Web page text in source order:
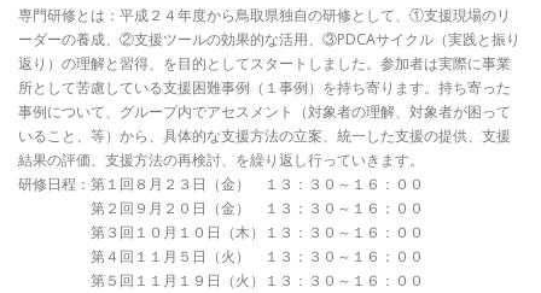
専門研修とは：平成２４年度から鳥取県独自の研修として、①支援現場のリ
ーダーの養成、②支援ツールの効果的な活用、③PDCAサイクル（実践と振り
返り）の理解と習得、を目的としてスタートしました。参加者は実際に事業
所として苦慮している支援困難事例（１事例）を持ち寄ります。持ち寄った
事例について、グループ内でアセスメント（対象者の理解、対象者が困って
いること、等）から、具体的な支援方法の立案、統一した支援の提供、支援
結果の評価、支援方法の再検討、を繰り返し行っていきます。
研修日程：第１回８月２３日（金） １３：３０～１６：００
第２回９月２０日（金） １３：３０～１６：００
第３回１０月１０日（木）１３：３０～１６：００
第４回１１月５日（火） １３：３０～１６：００
第５回１１月１９日（火）１３：３０～１６：００